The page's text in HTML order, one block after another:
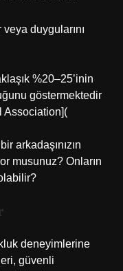
duygularını
%20–25’inin
göstermektedir
Association](
arkadaşınızın
musunuz? Onların
deneyimlerine
güvenli